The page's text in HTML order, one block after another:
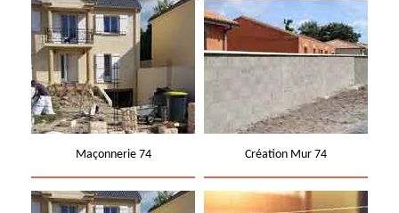
Maçonnerie 74 Création Mur 74